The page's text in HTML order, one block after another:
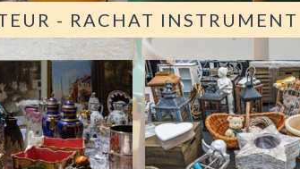
- RACHAT